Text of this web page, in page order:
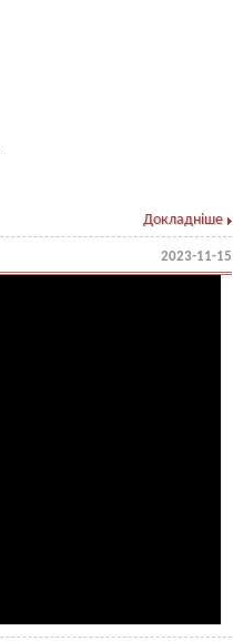
Докладніше
2023-11-15